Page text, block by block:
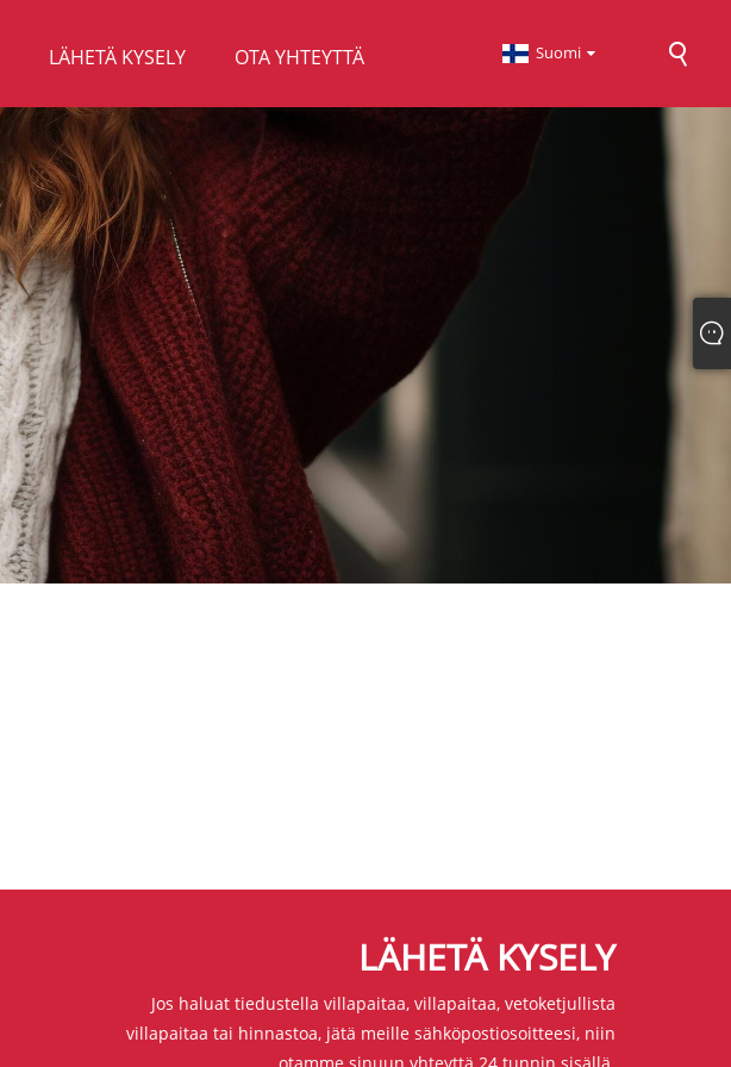
LÄHETÄ KYSELY OTA YHTEYTTÄ Suomi
LÄHETÄ KYSELY
Jos haluat tiedustella villapaitaa, villapaitaa, vetoketjullista
villapaitaa tai hinnastoa, jätä meille sähköpostiosoitteesi, niin